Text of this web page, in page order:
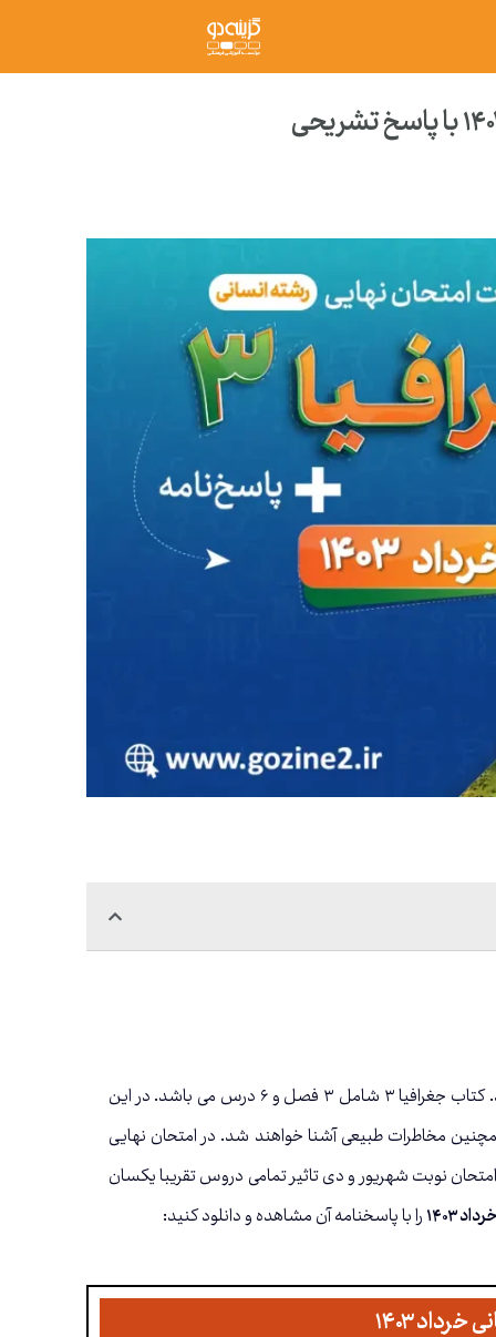
۳ رشته علوم انسانی به صورت کتبی و از کل کتاب در قالب ۲۰ نمره می باشد. کتاب جغرافیا ۳ شامل ۳ فصل و ۶ درس می باشد. در این
مخاطرات طبیعی آشنا خواهند شد. در امتحان نهایی
اما در امتحان نوبت شهریور و دی تاثیر تمامی دروس تقریبا یکسان
۱۴۰۳
را با پاسخنامه آن مشاهده و دانلود کنید: